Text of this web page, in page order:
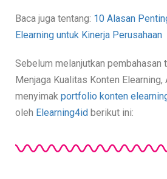
Baca juga tentang: 10 Alasan
Elearning untuk Kinerja Perusahaan
Sebelum melanjutkan pembahasan
Menjaga Kualitas Konten Elearning,
menyimak portfolio konten
oleh Elearning4id berikut ini: